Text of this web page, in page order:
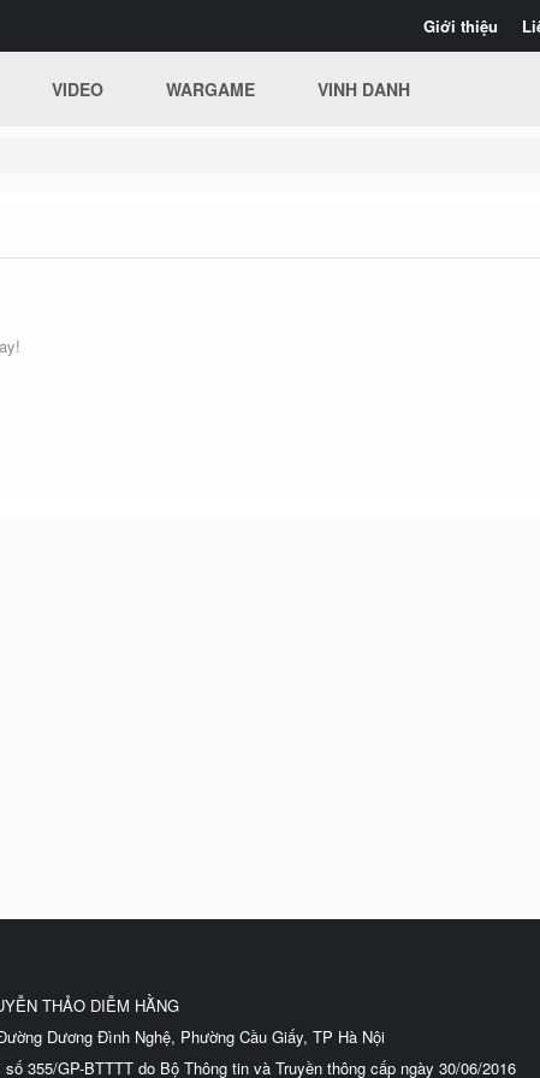
Giới thiệu
VIDEO WARGAME VINH DANH
THẢO DIỄM HẰNG
Dương Đình Nghệ, Phường Cầu Giấy, TP Hà Nội
355/GP-BTTTT do Bộ Thông tin và Truyền thông cấp ngày 30/06/2016